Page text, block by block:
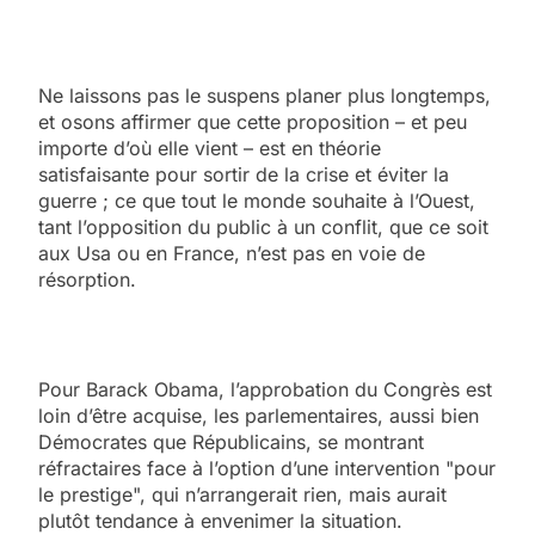
Ne laissons pas le suspens planer plus longtemps,
et osons affirmer que cette proposition – et peu
importe d’où elle vient – est en théorie
satisfaisante pour sortir de la crise et éviter la
guerre ; ce que tout le monde souhaite à l’Ouest,
tant l’opposition du public à un conflit, que ce soit
aux Usa ou en France, n’est pas en voie de
résorption.
Pour Barack Obama, l’approbation du Congrès est
loin d’être acquise, les parlementaires, aussi bien
Démocrates que Républicains, se montrant
réfractaires face à l’option d’une intervention "pour
le prestige", qui n’arrangerait rien, mais aurait
plutôt tendance à envenimer la situation.